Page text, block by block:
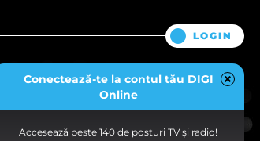
LOGIN
Conectează-te la contul tău DIGI
Online
Accesează peste 140 de posturi TV și radio!